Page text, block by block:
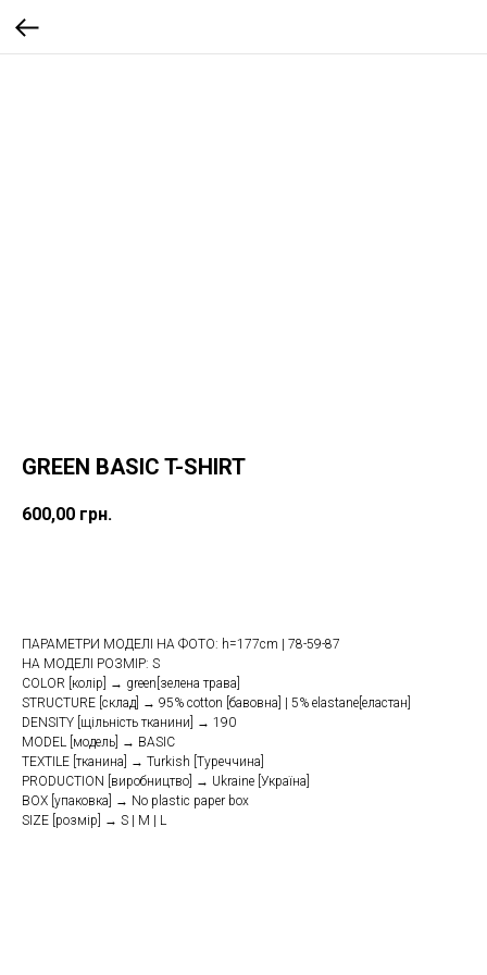
GREEN BASIC T-SHIRT
600,00 грн.
ПАРАМЕТРИ МОДЕЛІ НА ФОТО: h=177cm | 78-59-87
НА МОДЕЛІ РОЗМІР: S
COLOR [колір] → green[зелена трава]
STRUCTURE [склад] → 95% cotton [бавовна] | 5% elastane[еластан]
DENSITY [щільність тканини] → 190
MODEL [модель] → BASIC
TEXTILE [тканина] → Turkish [Туреччина]
PRODUCTION [виробництво] → Ukraine [Україна]
BOX [упаковка] → No plastic paper box
SIZE [розмір] → S | M | L